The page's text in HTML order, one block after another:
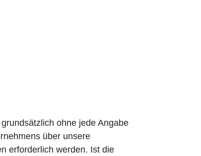
ohne jede Angabe
über unsere
erforderlich werden. Ist die